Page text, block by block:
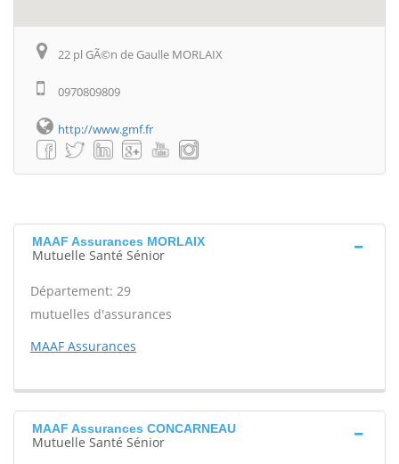
22 pl GÃ©n de Gaulle MORLAIX
0970809809
http://www.gmf.fr
MAAF Assurances MORLAIX
Mutuelle Santé Sénior
Département: 29
mutuelles d'assurances
MAAF Assurances
MAAF Assurances CONCARNEAU
Mutuelle Santé Sénior